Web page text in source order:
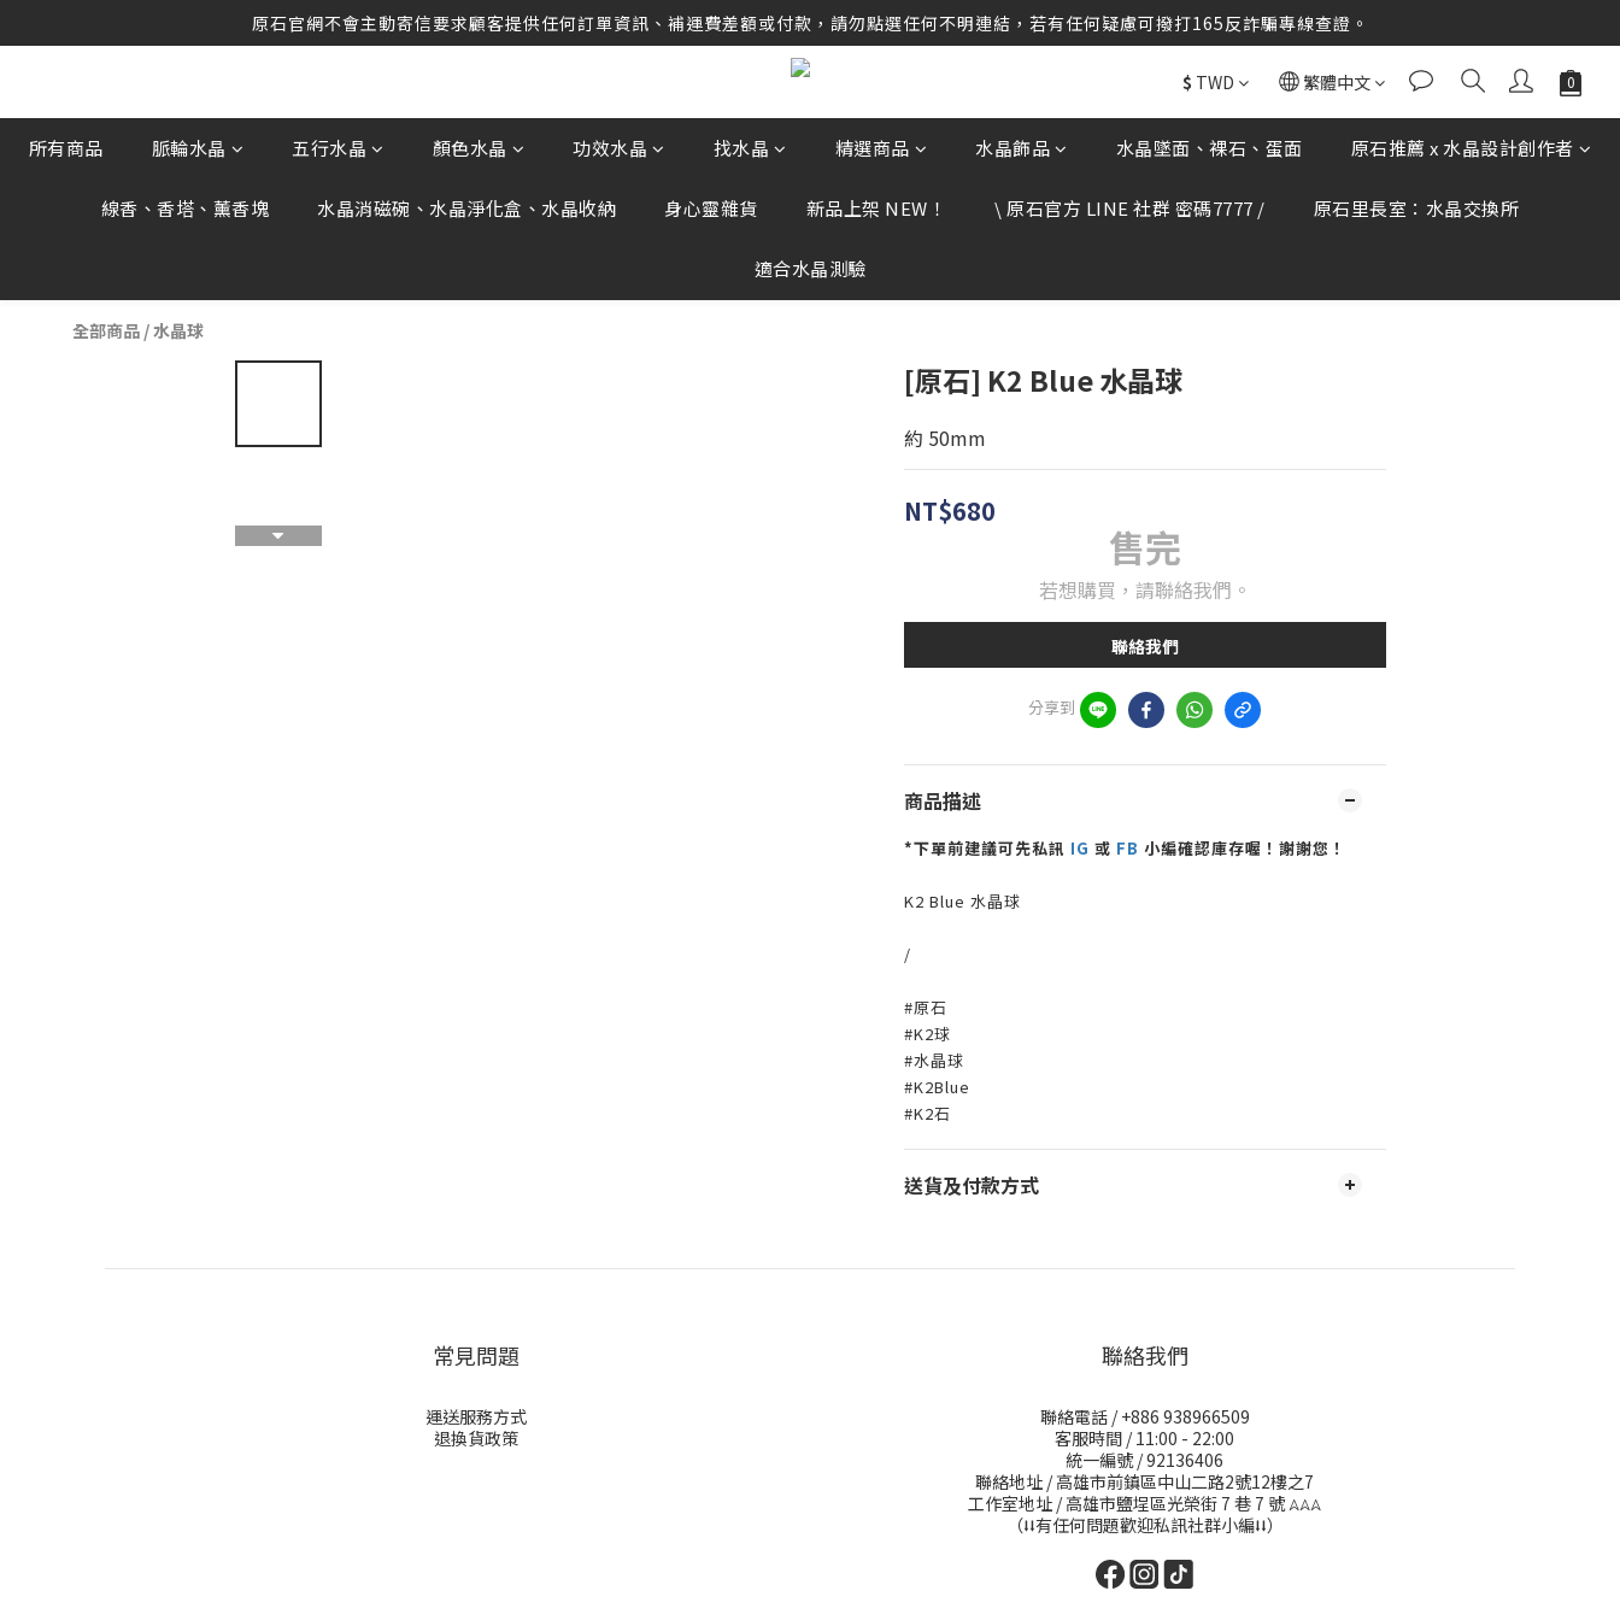
原石官網提供刷卡分期服務，歡迎多多利用！運送範圍：可配送至全球 Worldwide Delivery！
原石官網不會主動寄信要求顧客提供任何訂單資訊、補運費差額或付款，請勿點選任何不明連結，若有任何疑慮可撥打165反詐騙專線查證。
原石官網提供刷卡分期服務，歡迎多多利用！運送範圍：可配送至全球 Worldwide Delivery！
$ TWD 繁體中文
所有商品 脈輪水晶 五行水晶 顏色水晶 功效水晶 找水晶 精選商品 水晶飾品 水晶墜面、裸石、蛋面 原石推薦 x 水晶設計創作者
線香、香塔、薰香塊 水晶消磁碗、水晶淨化盒、水晶收納 身心靈雜貨 新品上架 NEW！ \ 原石官方 LINE 社群 密碼7777 / 原石里長室：水晶交換所
適合水晶測驗
全部商品 /水晶球
[原石] K2 Blue 水晶球
約 50mm
NT$680
售完
若想購買，請聯絡我們。
聯絡我們
分享到
商品描述
*下單前建議可先私訊 IG 或 FB 小編確認庫存喔！謝謝您！
K2 Blue 水晶球
/
#原石
#K2球
#水晶球
#K2Blue
#K2石
送貨及付款方式
常見問題
運送服務方式
退換貨政策
聯絡我們
聯絡電話 / +886 938966509
客服時間 / 11:00 - 22:00
統一編號 / 92136406
聯絡地址 / 高雄市前鎮區中山二路2號12樓之7
工作室地址 / 高雄市鹽埕區光榮街 7 巷 7 號𖤂𖤂𖤂
（⭣⭣有任何問題歡迎私訊社群小編⭣⭣）